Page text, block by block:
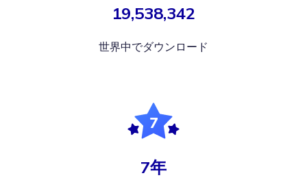
19,538,342
世界中でダウンロード
7年